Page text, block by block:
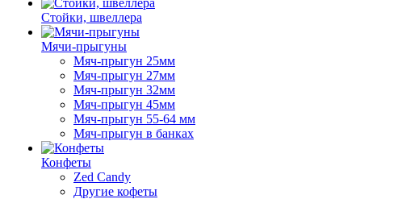
Стойки, швеллера
Мячи-прыгуны
Мяч-прыгун 25мм
Мяч-прыгун 27мм
Мяч-прыгун 32мм
Мяч-прыгун 45мм
Мяч-прыгун 55-64 мм
Мяч-прыгун в банках
Конфеты
Zed Candy
Другие кофеты